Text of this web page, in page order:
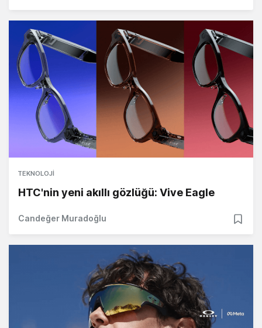
TEKNOLOJI
HTC'nin yeni akıllı gözlüğü: Vive Eagle
Candeğer Muradoğlu